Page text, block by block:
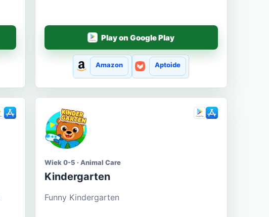
Play on Google Play
Amazon Aptoide
Wiek 0-5 · Animal Care
Kindergarten
Funny Kindergarten